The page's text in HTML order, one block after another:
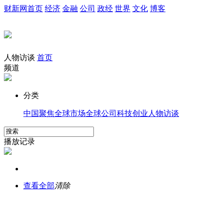
财新网首页 经济 金融 公司 政经 世界 文化 博客
人物访谈 首页
频道
分类
中国聚焦全球市场全球公司 科技创业 人物访谈
播放记录
查看全部清除